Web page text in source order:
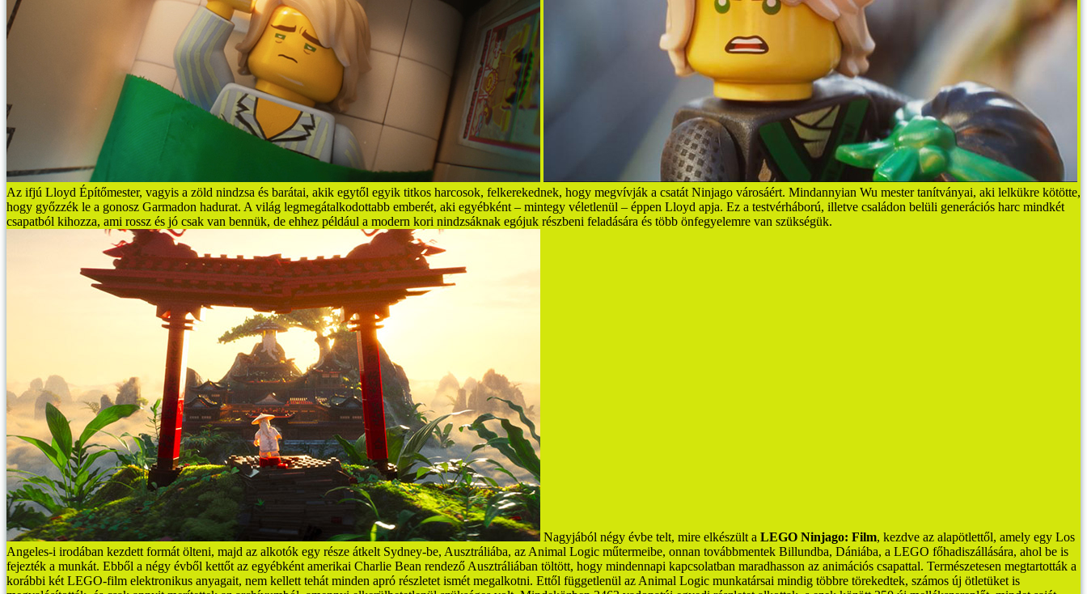
Az ifjú Lloyd Építőmester, vagyis a zöld nindzsa és barátai, akik egytől egyik titkos harcosok, felkerekednek, hogy megvívják a csatát Ninjago városáért. Mindannyian Wu mester tanítványai, aki lelkükre kötötte,
hogy győzzék le a gonosz Garmadon hadurat. A világ legmegátalkodottabb emberét, aki egyébként – mintegy véletlenül – éppen Lloyd apja. Ez a testvérháború, illetve családon belüli generációs harc mindkét
csapatból kihozza, ami rossz és jó csak van bennük, de ehhez például a modern kori nindzsáknak egójuk részbeni feladására és több önfegyelemre van szükségük.
Nagyjából négy évbe telt, mire elkészült a LEGO Ninjago: Film, kezdve az alapötlettől, amely egy Los
Angeles-i irodában kezdett formát ölteni, majd az alkotók egy része átkelt Sydney-be, Ausztráliába, az Animal Logic műtermeibe, onnan továbbmentek Billundba, Dániába, a LEGO főhadiszállására, ahol be is
fejezték a munkát. Ebből a négy évből kettőt az egyébként amerikai Charlie Bean rendező Ausztráliában töltött, hogy mindennapi kapcsolatban maradhasson az animációs csapattal. Természetesen megtartották a
korábbi két LEGO-film elektronikus anyagait, nem kellett tehát minden apró részletet ismét megalkotni. Ettől függetlenül az Animal Logic munkatársai mindig többre törekedtek, számos új ötletüket is